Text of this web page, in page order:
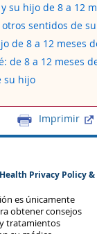
su hijo de 8 a 12
sentidos de
de 8 a 12 meses
de 8 a 12 meses
su hijo
Imprimir
Privacy Policy &
es únicamente
obtener consejos
tratamientos